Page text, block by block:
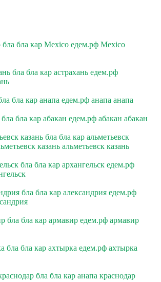
бла бла кар Mexico едем.рф Mexico
бла бла кар астрахань едем.рф
бла кар анапа едем.рф анапа анапа
бла кар абакан едем.рф абакан абакан
казань бла бла кар альметьевск
казань альметьевск казань
бла бла кар архангельск едем.рф
бла бла кар александрия едем.рф
бла бла кар армавир едем.рф армавир
бла бла кар ахтырка едем.рф ахтырка
бла бла кар анапа краснодар